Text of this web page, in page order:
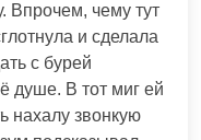
Впрочем, чему тут
и сделала
с бурей
душе. В тот миг ей
нахалу звонкую